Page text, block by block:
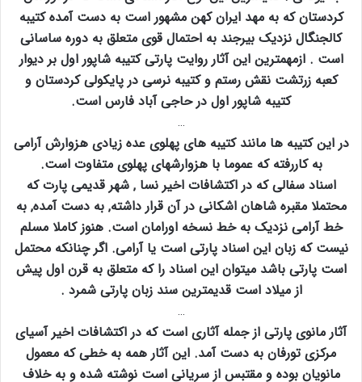
کردستان که به مهد ایران کهن مشهور است به دست آمده کتیبه
کالجنگال نزدیک بیرجند به احتمال قوی متعلق به دوره ساسانی
است . ازمهمترین این آثار روایت پارتی کتیبه شاپور اول بر دیوار
کعبه زرتشت نقش رستم و کتیبه نرسی در پایکولی کردستان و
کتیبه شاپور اول در حاجی آباد فارس است.
…
در این کتیبه ها مانند کتیبه های پهلوی عده زیادی هزوارش آرامی
به کاررفته که عموما با هزوارشهای پهلوی متفاوت است.
اسناد سفالی که در اکتشافات اخیر نسا ‚ شهر قدیمی پارت که
محتملا مقبره شاهان اشکانی در آن قرار داشته‚ به دست آمده‚ به
خط آرامی نزدیک به خط نسخه اورامان است. هنوز کاملا مسلم
نیست که زبان این اسناد پارتی است یا آرامی. اگر چنانکه محتمل
است پارتی باشد میتوان این اسناد را که متعلق به قرن اول پیش
از میلاد است قدیمترین سند زبان پارتی شمرد .
…
آثار مانوی پارتی از جمله آثاری است که در اکتشافات اخیر آسیای
مرکزی تورفان به دست آمد. این آثار همه به خطی که معمول
مانویان بوده و مقتبس از سریانی است نوشته شده و به خلاف